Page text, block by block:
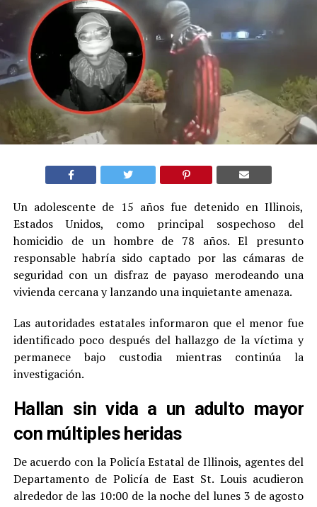
Un adolescente de 15 años fue detenido en Illinois,
Estados Unidos, como principal sospechoso del
homicidio de un hombre de 78 años. El presunto
responsable habría sido captado por las cámaras de
seguridad con un disfraz de payaso merodeando una
vivienda cercana y lanzando una inquietante amenaza.
Las autoridades estatales informaron que el menor fue
identificado poco después del hallazgo de la víctima y
permanece bajo custodia mientras continúa la
investigación.
Hallan sin vida a un adulto mayor
con múltiples heridas
De acuerdo con la Policía Estatal de Illinois, agentes del
Departamento de Policía de East St. Louis acudieron
alrededor de las 10:00 de la noche del lunes 3 de agosto